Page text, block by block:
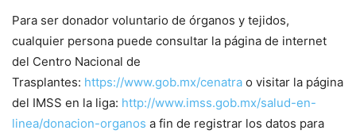
Para ser donador voluntario de órganos y tejidos,
cualquier persona puede consultar la página de internet
del Centro Nacional de
Trasplantes: https://www.gob.mx/cenatra o visitar la página
del IMSS en la liga: http://www.imss.gob.mx/salud-en-
linea/donacion-organos a fin de registrar los datos para